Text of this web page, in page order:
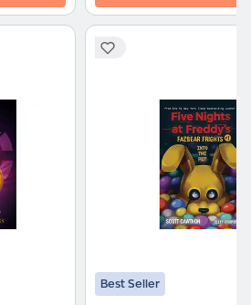
Best Seller